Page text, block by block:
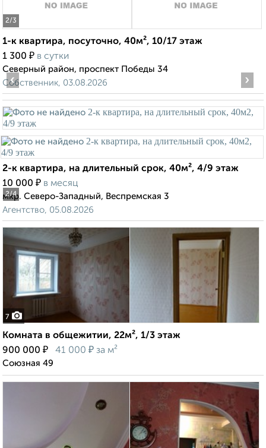
2/3
1-к квартира, посуточно, 40м², 10/17 этаж
1 300 ₽ в сутки
Северный район, проспект Победы 34
Собственник, 03.08.2026
2/4
‹ ›
2-к квартира, на длительный срок, 40м², 4/9 этаж
10 000 ₽ в месяц
мкр. Северо-Западный, Веспремская 3
Агентство, 05.08.2026
7
Комната в общежитии, 22м², 1/3 этаж
900 000 ₽ 41 000 ₽ за м²
Союзная 49